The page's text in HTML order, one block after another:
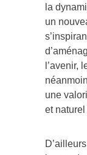
un
l’avenir,
une
et
image